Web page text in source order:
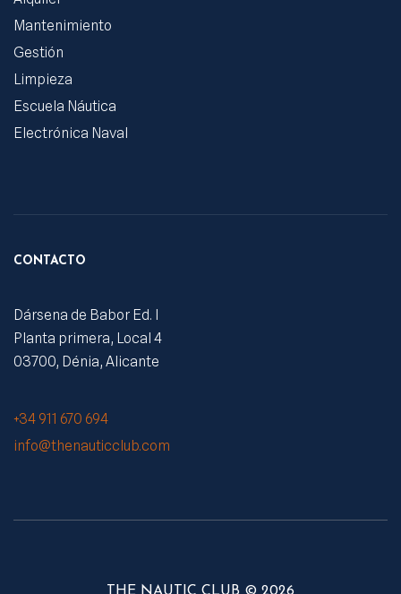
Mantenimiento
Gestión
Limpieza
Escuela Náutica
Electrónica Naval
CONTACTO
Dársena de Babor Ed. I
Planta primera, Local 4
03700, Dénia, Alicante
+34 911 670 694
info@thenauticclub.com